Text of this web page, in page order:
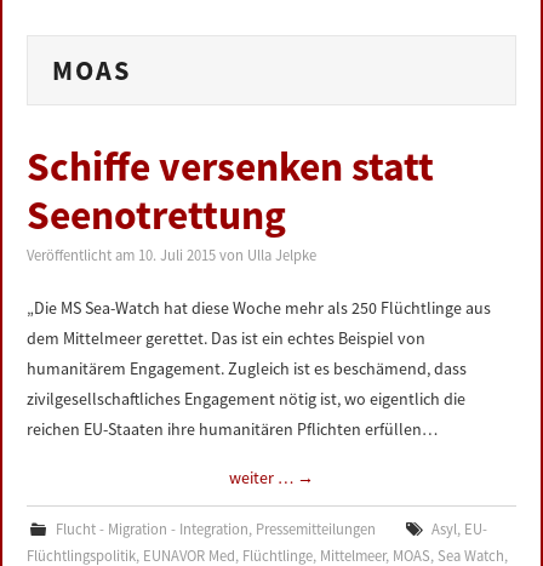
BUNDESTAG
ZUR PERSON
DATENSCHUTZERKLÄRUNG
IMPRESSUM
MOAS
Schiffe versenken statt
Seenotrettung
Veröffentlicht am 10. Juli 2015 von Ulla Jelpke
„Die MS Sea-Watch hat diese Woche mehr als 250 Flüchtlinge aus
dem Mittelmeer gerettet. Das ist ein echtes Beispiel von
humanitärem Engagement. Zugleich ist es beschämend, dass
zivilgesellschaftliches Engagement nötig ist, wo eigentlich die
reichen EU-Staaten ihre humanitären Pflichten erfüllen…
weiter … →
Flucht - Migration - Integration, Pressemitteilungen Asyl, EU-
Flüchtlingspolitik, EUNAVOR Med, Flüchtlinge, Mittelmeer, MOAS, Sea Watch,